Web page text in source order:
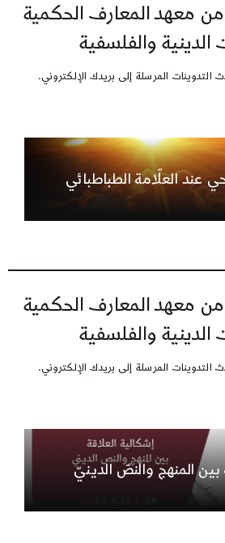
معهد المعارف الحكمية
الدينية والفلسفية
المرسلة إلى بريدك الإلكتروني.
عند العلّامة الطباطبائي
معهد المعارف الحكمية
الدينية والفلسفية
المرسلة إلى بريدك الإلكتروني.
بين المنهج والنصّ الدينيّ